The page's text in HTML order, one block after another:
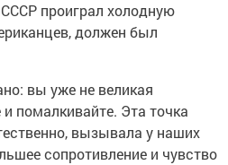
проиграл холодную
должен был
вы уже не великая
помалкивайте. Эта точка
вызывала у наших
сопротивление и чувство